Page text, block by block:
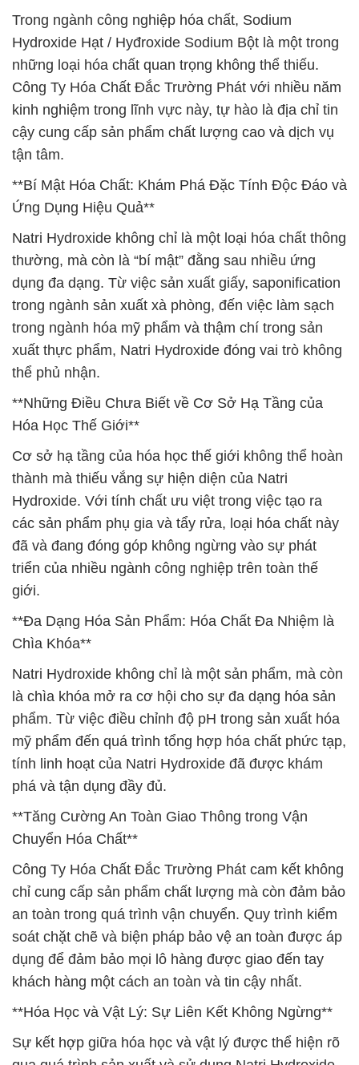
Trong ngành công nghiệp hóa chất, Sodium
Hydroxide Hạt / Hyđroxide Sodium Bột là một trong
những loại hóa chất quan trọng không thể thiếu.
Công Ty Hóa Chất Đắc Trường Phát với nhiều năm
kinh nghiệm trong lĩnh vực này, tự hào là địa chỉ tin
cậy cung cấp sản phẩm chất lượng cao và dịch vụ
tận tâm.
**Bí Mật Hóa Chất: Khám Phá Đặc Tính Độc Đáo và
Ứng Dụng Hiệu Quả**
Natri Hydroxide không chỉ là một loại hóa chất thông
thường, mà còn là “bí mật” đằng sau nhiều ứng
dụng đa dạng. Từ việc sản xuất giấy, saponification
trong ngành sản xuất xà phòng, đến việc làm sạch
trong ngành hóa mỹ phẩm và thậm chí trong sản
xuất thực phẩm, Natri Hydroxide đóng vai trò không
thể phủ nhận.
**Những Điều Chưa Biết về Cơ Sở Hạ Tầng của
Hóa Học Thế Giới**
Cơ sở hạ tầng của hóa học thế giới không thể hoàn
thành mà thiếu vắng sự hiện diện của Natri
Hydroxide. Với tính chất ưu việt trong việc tạo ra
các sản phẩm phụ gia và tẩy rửa, loại hóa chất này
đã và đang đóng góp không ngừng vào sự phát
triển của nhiều ngành công nghiệp trên toàn thế
giới.
**Đa Dạng Hóa Sản Phẩm: Hóa Chất Đa Nhiệm là
Chìa Khóa**
Natri Hydroxide không chỉ là một sản phẩm, mà còn
là chìa khóa mở ra cơ hội cho sự đa dạng hóa sản
phẩm. Từ việc điều chỉnh độ pH trong sản xuất hóa
mỹ phẩm đến quá trình tổng hợp hóa chất phức tạp,
tính linh hoạt của Natri Hydroxide đã được khám
phá và tận dụng đầy đủ.
**Tăng Cường An Toàn Giao Thông trong Vận
Chuyển Hóa Chất**
Công Ty Hóa Chất Đắc Trường Phát cam kết không
chỉ cung cấp sản phẩm chất lượng mà còn đảm bảo
an toàn trong quá trình vận chuyển. Quy trình kiểm
soát chặt chẽ và biện pháp bảo vệ an toàn được áp
dụng để đảm bảo mọi lô hàng được giao đến tay
khách hàng một cách an toàn và tin cậy nhất.
**Hóa Học và Vật Lý: Sự Liên Kết Không Ngừng**
Sự kết hợp giữa hóa học và vật lý được thể hiện rõ